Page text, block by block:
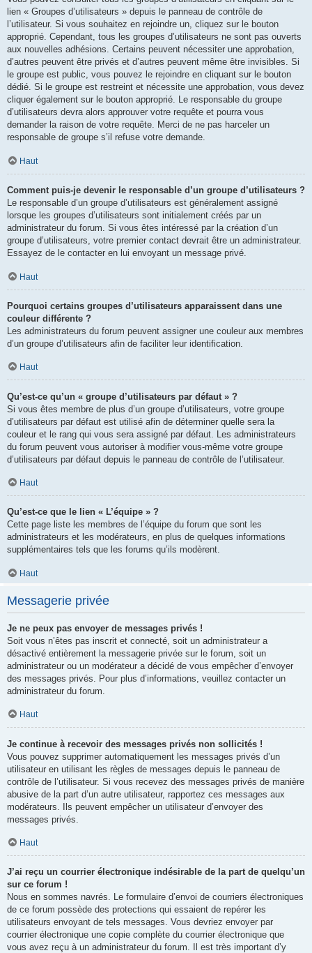
lien « Groupes d’utilisateurs » depuis le panneau de contrôle de
l’utilisateur. Si vous souhaitez en rejoindre un, cliquez sur le bouton
approprié. Cependant, tous les groupes d’utilisateurs ne sont pas ouverts
aux nouvelles adhésions. Certains peuvent nécessiter une approbation,
d’autres peuvent être privés et d’autres peuvent même être invisibles. Si
le groupe est public, vous pouvez le rejoindre en cliquant sur le bouton
dédié. Si le groupe est restreint et nécessite une approbation, vous devez
cliquer également sur le bouton approprié. Le responsable du groupe
d’utilisateurs devra alors approuver votre requête et pourra vous
demander la raison de votre requête. Merci de ne pas harceler un
responsable de groupe s’il refuse votre demande.
Haut
Comment puis-je devenir le responsable d’un groupe d’utilisateurs ?
Le responsable d’un groupe d’utilisateurs est généralement assigné
lorsque les groupes d’utilisateurs sont initialement créés par un
administrateur du forum. Si vous êtes intéressé par la création d’un
groupe d’utilisateurs, votre premier contact devrait être un administrateur.
Essayez de le contacter en lui envoyant un message privé.
Haut
Pourquoi certains groupes d’utilisateurs apparaissent dans une
couleur différente ?
Les administrateurs du forum peuvent assigner une couleur aux membres
d’un groupe d’utilisateurs afin de faciliter leur identification.
Haut
Qu’est-ce qu’un « groupe d’utilisateurs par défaut » ?
Si vous êtes membre de plus d’un groupe d’utilisateurs, votre groupe
d’utilisateurs par défaut est utilisé afin de déterminer quelle sera la
couleur et le rang qui vous sera assigné par défaut. Les administrateurs
du forum peuvent vous autoriser à modifier vous-même votre groupe
d’utilisateurs par défaut depuis le panneau de contrôle de l’utilisateur.
Haut
Qu’est-ce que le lien « L’équipe » ?
Cette page liste les membres de l’équipe du forum que sont les
administrateurs et les modérateurs, en plus de quelques informations
supplémentaires tels que les forums qu’ils modèrent.
Haut
Messagerie privée
Je ne peux pas envoyer de messages privés !
Soit vous n’êtes pas inscrit et connecté, soit un administrateur a
désactivé entièrement la messagerie privée sur le forum, soit un
administrateur ou un modérateur a décidé de vous empêcher d’envoyer
des messages privés. Pour plus d’informations, veuillez contacter un
administrateur du forum.
Haut
Je continue à recevoir des messages privés non sollicités !
Vous pouvez supprimer automatiquement les messages privés d’un
utilisateur en utilisant les règles de messages depuis le panneau de
contrôle de l’utilisateur. Si vous recevez des messages privés de manière
abusive de la part d’un autre utilisateur, rapportez ces messages aux
modérateurs. Ils peuvent empêcher un utilisateur d’envoyer des
messages privés.
Haut
J’ai reçu un courrier électronique indésirable de la part de quelqu’un
sur ce forum !
Nous en sommes navrés. Le formulaire d’envoi de courriers électroniques
de ce forum possède des protections qui essaient de repérer les
utilisateurs envoyant de tels messages. Vous devriez envoyer par
courrier électronique une copie complète du courrier électronique que
vous avez reçu à un administrateur du forum. Il est très important d’y